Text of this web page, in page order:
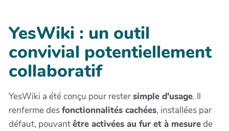
YesWiki : un outil
convivial potentiellement
collaboratif
YesWiki a été conçu pour restersimple d'usage. Il
renferme desfonctionnalités cachées, installées par
défaut, pouvantêtre activées au fur et à mesurede